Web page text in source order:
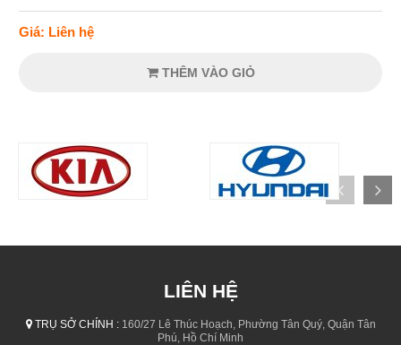
Giá: Liên hệ
THÊM VÀO GIỎ
LIÊN HỆ
TRỤ SỞ CHÍNH :160/27 Lê Thúc Hoạch, Phường Tân Quý, Quận Tân
Phú, Hồ Chí Minh